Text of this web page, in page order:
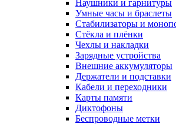
Наушники и гарнитуры
Умные часы и браслеты
Стабилизаторы и
Стёкла и плёнки
Чехлы и накладки
Зарядные устройства
Внешние аккумуляторы
Держатели и подставки
Кабели и переходники
Карты памяти
Диктофоны
Беспроводные метки